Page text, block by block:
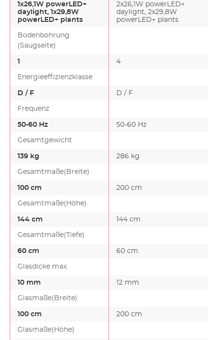
1x26,1W powerLED+
daylight, 1x29,8W
powerLED+ plants
2x26,1W powerLED+
daylight, 2x29,8W
powerLED+ plants
Bodenbohrung
(Saugseite)
1 4
Energieeffizienzklasse
D / F D / F
Frequenz
50-60 Hz 50-60 Hz
Gesamtgewicht
139 kg 286 kg
Gesamtmaße(Breite)
100 cm 200 cm
Gesamtmaße(Höhe)
144 cm 144 cm
Gesamtmaße(Tiefe)
60 cm 60 cm
Glasdicke max.
10 mm 12 mm
Glasmaße(Breite)
100 cm 200 cm
Glasmaße(Höhe)